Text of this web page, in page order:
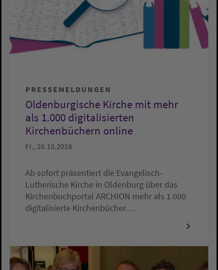
PRESSEMELDUNGEN
Oldenburgische Kirche mit mehr
als 1.000 digitalisierten
Kirchenbüchern online
Fr., 26.10.2018
Ab sofort präsentiert die Evangelisch-
Lutherische Kirche in Oldenburg über das
Kirchenbuchportal ARCHION mehr als 1.000
digitalisierte Kirchenbücher.…